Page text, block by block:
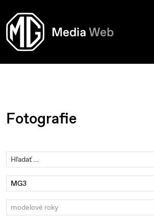
Fotografie
MG3
modelové roky